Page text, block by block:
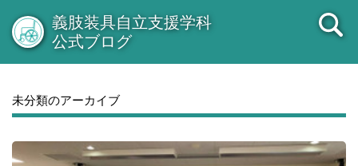
義肢装具自立支援学科
公式ブログ
未分類のアーカイブ